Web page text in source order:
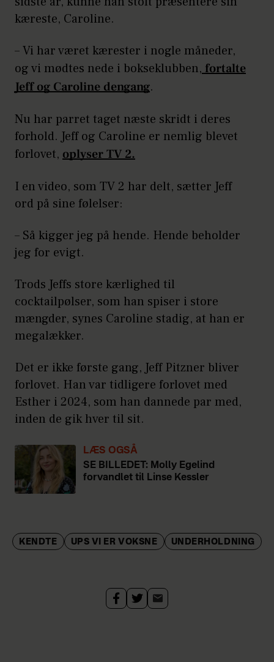
kæreste, Caroline.
– Vi har været kærester i nogle måneder,
og vi mødtes nede i bokseklubben,fortalte
Jeff og Caroline dengang.
Nu har parret taget næste skridt i deres
forhold. Jeff og Caroline er nemlig blevet
forlovet, oplyser TV 2.
I en video, som TV 2 har delt, sætter Jeff
ord på sine følelser:
– Så kigger jeg på hende. Hende beholder
jeg for evigt.
Trods Jeffs store kærlighed til
cocktailpølser, som han spiser i store
mængder, synes Caroline stadig, at han er
megalækker.
Det er ikke første gang, Jeff Pitzner bliver
forlovet. Han var tidligere forlovet med
Esther i 2024, som han dannede par med,
inden de gik hver til sit.
LÆS OGSÅ
SE BILLEDET: Molly Egelind
forvandlet til Linse Kessler
KENDTE UPS VI ER VOKSNE UNDERHOLDNING